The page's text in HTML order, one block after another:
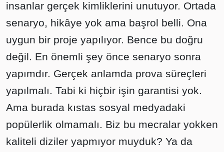
insanlar gerçek kimliklerini unutuyor. Ortada
senaryo, hikâye yok ama başrol belli. Ona
uygun bir proje yapılıyor. Bence bu doğru
değil. En önemli şey önce senaryo sonra
yapımdır. Gerçek anlamda prova süreçleri
yapılmalı. Tabi ki hiçbir işin garantisi yok.
Ama burada kıstas sosyal medyadaki
popülerlik olmamalı. Biz bu mecralar yokken
kaliteli diziler yapmıyor muyduk? Ya da